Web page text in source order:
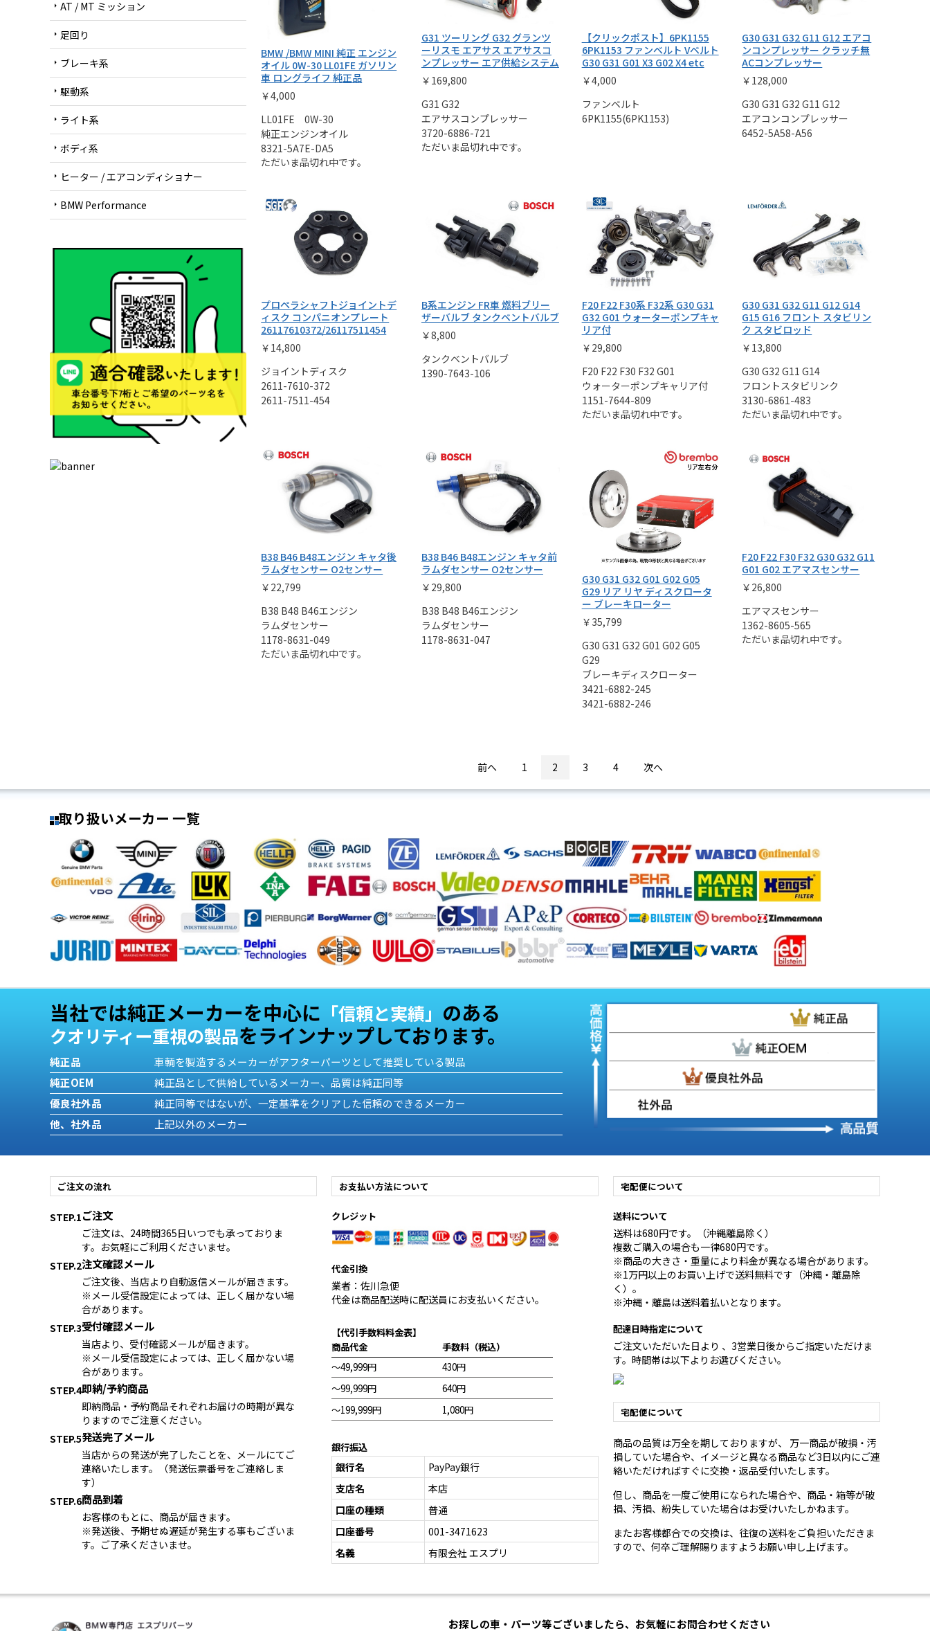
arrow_right AT / MT ミッション
arrow_right 足回り
arrow_right ブレーキ系
arrow_right 駆動系
arrow_right ライト系
arrow_right ボディ系
arrow_right ヒーター / エアコンディショナー
arrow_right BMW Performance
BMW /BMW MINI 純正 エンジン
オイル 0W-30 LL01FE ガソリン
車 ロングライフ 純正品
￥4,000
LL01FE 0W-30
純正エンジンオイル
8321-5A7E-DA5
ただいま品切れ中です。
G31 ツーリング G32 グランツ
ーリスモ エアサス エアサスコ
ンプレッサー エア供給システム
￥169,800
G31 G32
エアサスコンプレッサー
3720-6886-721
ただいま品切れ中です。
【クリックポスト】6PK1155
6PK1153 ファンベルト Vベルト
G30 G31 G01 X3 G02 X4 etc
￥4,000
ファンベルト
6PK1155(6PK1153)
G30 G31 G32 G11 G12 エアコ
ンコンプレッサー クラッチ無
ACコンプレッサー
￥128,000
G30 G31 G32 G11 G12
エアコンコンプレッサー
6452-5A58-A56
プロペラシャフトジョイントデ
ィスク コンパニオンプレート
26117610372/26117511454
￥14,800
ジョイントディスク
2611-7610-372
2611-7511-454
B系エンジン FR車 燃料ブリー
ザーバルブ タンクベントバルブ
￥8,800
タンクベントバルブ
1390-7643-106
F20 F22 F30系 F32系 G30 G31
G32 G01 ウォーターポンプキャ
リア付
￥29,800
F20 F22 F30 F32 G01
ウォーターポンプキャリア付
1151-7644-809
ただいま品切れ中です。
G30 G31 G32 G11 G12 G14
G15 G16 フロント スタビリン
ク スタビロッド
￥13,800
G30 G32 G11 G14
フロントスタビリンク
3130-6861-483
ただいま品切れ中です。
B38 B46 B48エンジン キャタ後
ラムダセンサー O2センサー
￥22,799
B38 B48 B46エンジン
ラムダセンサー
1178-8631-049
ただいま品切れ中です。
B38 B46 B48エンジン キャタ前
ラムダセンサー O2センサー
￥29,800
B38 B48 B46エンジン
ラムダセンサー
1178-8631-047
G30 G31 G32 G01 G02 G05
G29 リア リヤ ディスクロータ
ー ブレーキローター
￥35,799
G30 G31 G32 G01 G02 G05
G29
ブレーキディスクローター
3421-6882-245
3421-6882-246
F20 F22 F30 F32 G30 G32 G11
G01 G02 エアマスセンサー
￥26,800
エアマスセンサー
1362-8605-565
ただいま品切れ中です。
前へ 1 2 3 4 次へ
取り扱いメーカー 一覧
当社では純正メーカーを中心に 「信頼と実績」 のある
クオリティー重視の製品をラインナップしております。
純正品
車輌を製造するメーカーがアフターパーツとして推奨している製品
純正OEM
純正品として供給しているメーカー、品質は純正同等
優良社外品
純正同等ではないが、一定基準をクリアした信頼のできるメーカー
他、社外品
上記以外のメーカー
ご注文の流れ
STEP.1ご注文
ご注文は、24時間365日いつでも承っておりま
す。お気軽にご利用くださいませ。
STEP.2注文確認メール
ご注文後、当店より自動返信メールが届きます。
※メール受信設定によっては、正しく届かない場
合があります。
STEP.3受付確認メール
当店より、受付確認メールが届きます。
※メール受信設定によっては、正しく届かない場
合があります。
STEP.4即納/予約商品
即納商品・予約商品それぞれお届けの時期が異な
りますのでご注意ください。
STEP.5発送完了メール
当店からの発送が完了したことを、メールにてご
連絡いたします。（発送伝票番号をご連絡しま
す）
STEP.6商品到着
お客様のもとに、商品が届きます。
※発送後、予期せぬ遅延が発生する事もございま
す。ご了承くださいませ。
お支払い方法について
クレジット
代金引換
業者：佐川急便
代金は商品配送時に配送員にお支払いください。
【代引手数料料金表】
商品代金
～49,999円
～99,999円
～199,999円
手数料（税込）
430円
640円
1,080円
銀行振込
銀行名
PayPay銀行
支店名
本店
口座の種類
普通
口座番号
001-3471623
名義
有限会社 エスプリ
宅配便について
送料について
送料は680円です。（沖縄離島除く）
複数ご購入の場合も一律680円です。
※商品の大きさ・重量により料金が異なる場合があります。
※1万円以上のお買い上げで送料無料です（沖縄・離島除
く）。
※沖縄・離島は送料着払いとなります。
配達日時指定について
ご注文いただいた日より 、3営業日後からご指定いただけま
す。時間帯は以下よりお選びください。
宅配便について
商品の品質は万全を期しておりますが、 万一商品が破損・汚
損していた場合や、イメージと異なる商品など3日以内にご連
絡いただければすぐに交換・返品受付いたします。
但し、商品を一度ご使用になられた場合や、商品・箱等が破
損、汚損、紛失していた場合はお受けいたしかねます。
またお客様都合での交換は、往復の送料をご負担いただきま
すので、何卒ご理解賜りますようお願い申し上げます。
お探しの車・パーツ等ございましたら、お気軽にお問合わせください